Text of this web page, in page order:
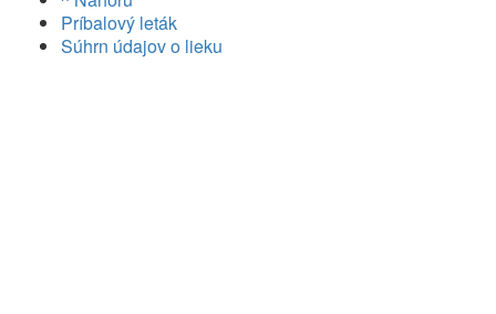
Príbalový leták
Súhrn údajov o lieku